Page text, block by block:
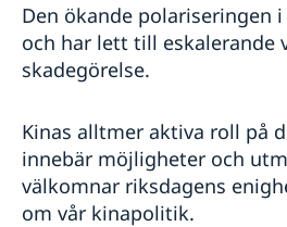
Den ökande polariseringen
och har lett till eskalerande
skadegörelse.
Kinas alltmer aktiva roll på
innebär möjligheter och
välkomnar riksdagens
om vår kinapolitik.